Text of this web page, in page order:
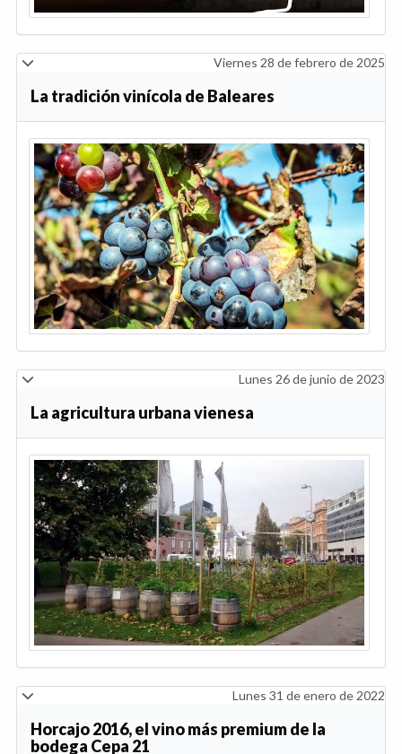
Viernes 28 de febrero de 2025
La tradición vinícola de Baleares
Lunes 26 de junio de 2023
La agricultura urbana vienesa
Lunes 31 de enero de 2022
Horcajo 2016, el vino más premium de la
bodega Cepa 21